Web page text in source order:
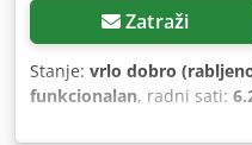
Zatraži
Stanje: vrlo dobro
funkcionalan, radni sati: